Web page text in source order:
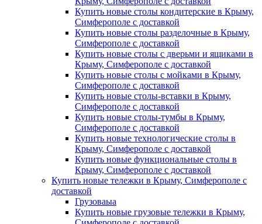
Купить новые столы кондитерские в Крыму,
Симферополе с доставкой
Купить новые столы разделочные в Крыму,
Симферополе с доставкой
Купить новые столы с дверьми и ящиками в
Крыму, Симферополе с доставкой
Купить новые столы с мойками в Крыму,
Симферополе с доставкой
Купить новые столы-вставки в Крыму,
Симферополе с доставкой
Купить новые столы-тумбы в Крыму,
Симферополе с доставкой
Купить новые технологические столы в
Крыму, Симферополе с доставкой
Купить новые функциональные столы в
Крыму, Симферополе с доставкой
Купить новые тележки в Крыму, Симферополе с
доставкой
Грузоваыа
Купить новые грузовые тележки в Крыму,